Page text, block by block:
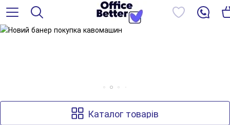
Каталог товарів